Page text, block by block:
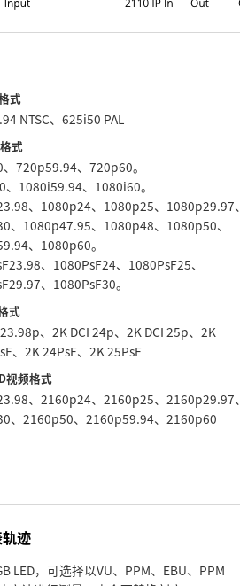
式
NTSC、625i50 PAL
式
720p59.94、720p60。
、1080i59.94、1080i60。
、1080p24、1080p25、1080p29.97、
、1080p47.95、1080p48、1080p50、
、1080p60。
、1080PsF24、1080PsF25、
、1080PsF30。
式
、2K DCI 24p、2K DCI 25p、2K
、2K 24PsF、2K 25PsF
视频格式
、2160p24、2160p25、2160p29.97、
、2160p50、2160p59.94、2160p60
迹
LED，可选择以VU、PPM、EBU、PPM